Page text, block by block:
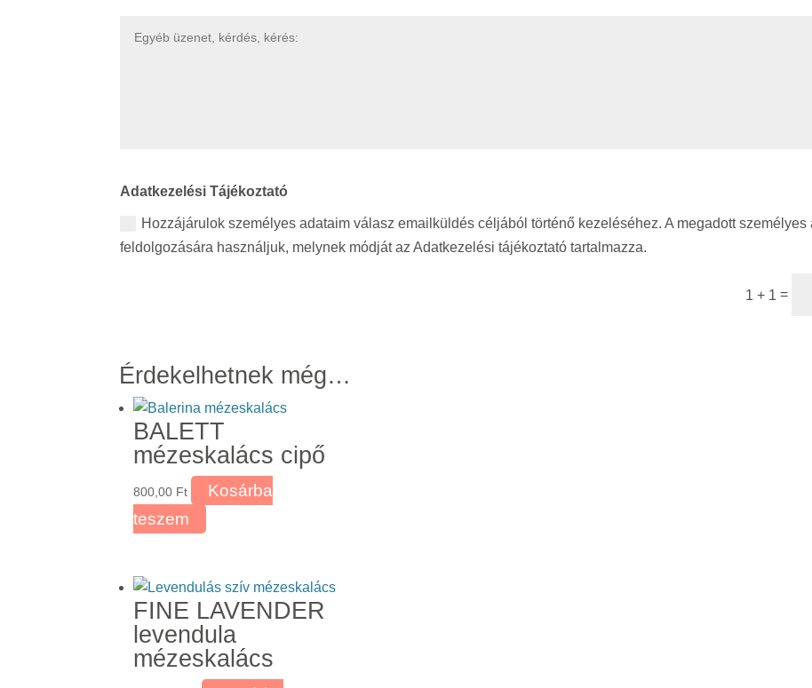
Adatkezelési Tájékoztató
Hozzájárulok személyes adataim válasz emailküldés céljából történő kezeléséhez. A megadott
feldolgozására használjuk, melynek módját az Adatkezelési tájékoztató tartalmazza.
1 + 1 =
Érdekelhetnek még…
BALETT
mézeskalács cipő
800,00 Ft
Kosárba
teszem
FINE LAVENDER
levendula
mézeskalács